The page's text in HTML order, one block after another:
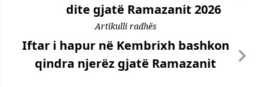
dite gjatë Ramazanit 2026
Artikulli radhës
Iftar i hapur në Kembrixh bashkon
qindra njerëz gjatë Ramazanit